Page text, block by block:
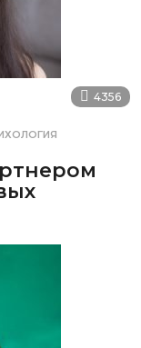
4356